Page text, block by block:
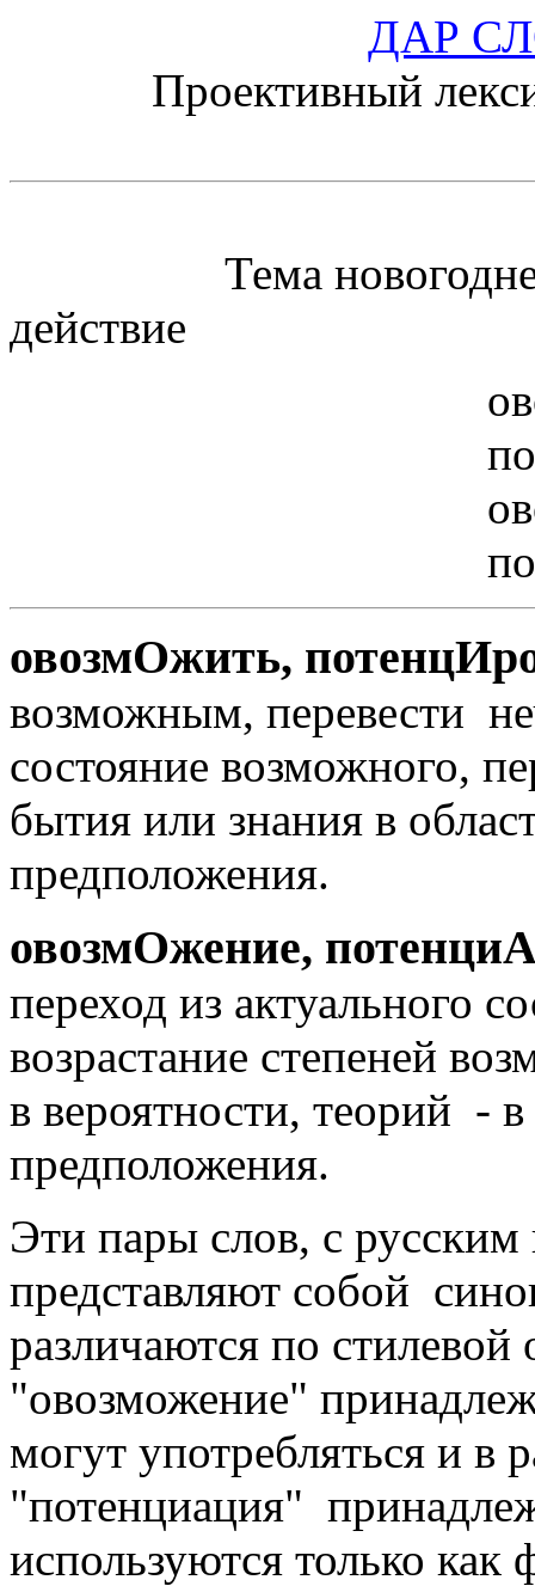
ДАР
Проективный
Тема новогодней
действие
овозмОжить,
возможным, перевести
состояние возможного,
бытия или знания в
предположения.
овозмОжение,
переход из актуального
возрастание степеней
в вероятности, теорий -
предположения.
Эти пары слов, с
представляют собой
различаются по
"овозможение"
могут употребляться и в
"потенциация"
используются только